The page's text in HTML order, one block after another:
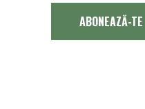
ABONEAZĂ-TE